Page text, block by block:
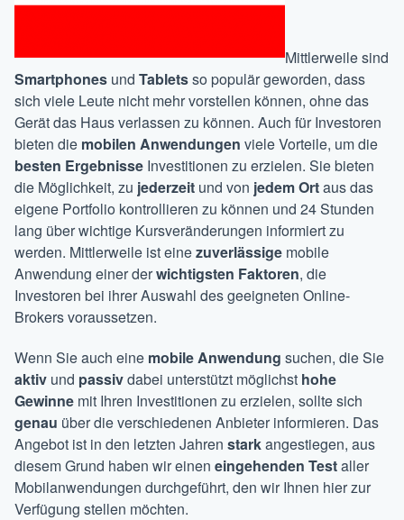
Mittlerweile sind
Smartphones und Tabletsso populär geworden, dass
sich viele Leute nicht mehr vorstellen können, ohne das
Gerät das Haus verlassen zu können. Auch für Investoren
bieten die mobilen Anwendungen viele Vorteile, um die
besten Ergebnisse Investitionen zu erzielen. Sie bieten
die Möglichkeit, zu jederzeit und von jedem Ortaus das
eigene Portfolio kontrollieren zu können und 24 Stunden
lang über wichtige Kursveränderungen informiert zu
werden. Mittlerweile ist einezuverlässige mobile
Anwendung einer derwichtigsten Faktoren, die
Investoren bei ihrer Auswahl des geeigneten Online-
Brokers voraussetzen.
Wenn Sie auch eine mobile Anwendung suchen, die Sie
aktiv und passivdabei unterstützt möglichst hohe
Gewinne mit Ihren Investitionen zu erzielen, sollte sich
genau über die verschiedenen Anbieter informieren. Das
Angebot ist in den letzten Jahren starkangestiegen, aus
diesem Grund haben wir einen eingehenden Testaller
Mobilanwendungen durchgeführt, den wir Ihnen hier zur
Verfügung stellen möchten.